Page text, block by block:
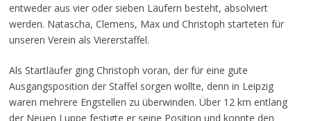
entweder aus vier oder sieben Läufern besteht, absolviert
werden. Natascha, Clemens, Max und Christoph starteten für
unseren Verein als Viererstaffel.
Als Startläufer ging Christoph voran, der für eine gute
Ausgangsposition der Staffel sorgen wollte, denn in Leipzig
waren mehrere Engstellen zu überwinden. Über 12 km entlang
der Neuen Luppe festigte er seine Position und konnte den